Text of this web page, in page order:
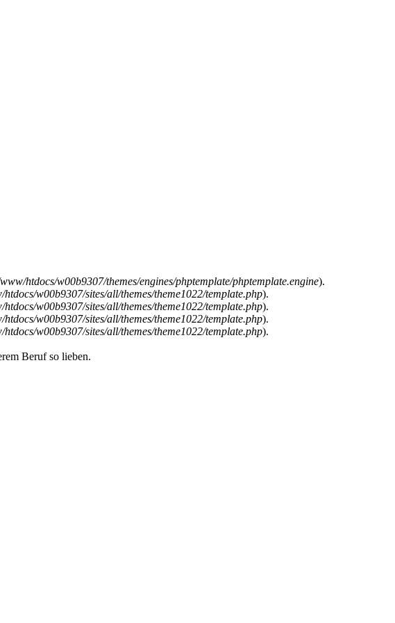
htdocs/w00b9307/themes/engines/phptemplate/phptemplate.engine).
htdocs/w00b9307/sites/all/themes/theme1022/template.php).
htdocs/w00b9307/sites/all/themes/theme1022/template.php).
htdocs/w00b9307/sites/all/themes/theme1022/template.php).
htdocs/w00b9307/sites/all/themes/theme1022/template.php).
Beruf so lieben.